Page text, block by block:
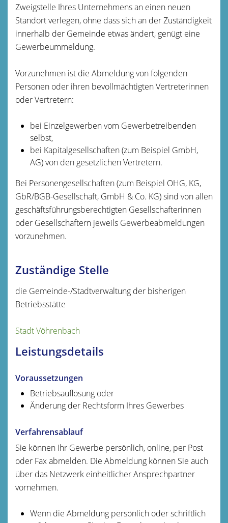
Zweigstelle Ihres Unternehmens an einen neuen
Standort verlegen, ohne dass sich an der Zuständigkeit
innerhalb der Gemeinde etwas ändert, genügt eine
Gewerbeummeldung.
Vorzunehmen ist die Abmeldung von folgenden
Personen oder ihren bevollmächtigten Vertreterinnen
oder Vertretern:
bei Einzelgewerben vom Gewerbetreibenden
selbst,
bei Kapitalgesellschaften (zum Beispiel GmbH,
AG) von den gesetzlichen Vertretern.
Bei Personengesellschaften (zum Beispiel OHG, KG,
GbR/BGB-Gesellschaft, GmbH & Co. KG) sind von allen
geschäftsführungsberechtigten Gesellschafterinnen
oder Gesellschaftern jeweils Gewerbeabmeldungen
vorzunehmen.
Zuständige Stelle
die Gemeinde-/Stadtverwaltung der bisherigen
Betriebsstätte
Stadt Vöhrenbach
Leistungsdetails
Voraussetzungen
Betriebsauflösung oder
Änderung der Rechtsform Ihres Gewerbes
Verfahrensablauf
Sie können Ihr Gewerbe persönlich, online, per Post
oder Fax abmelden. Die Abmeldung können Sie auch
über das Netzwerk einheitlicher Ansprechpartner
vornehmen.
Wenn die Abmeldung persönlich oder schriftlich